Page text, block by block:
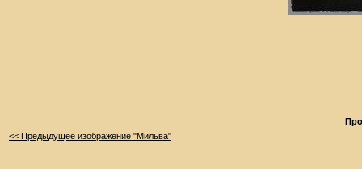
<< Предыдущее изображение "Мильва"